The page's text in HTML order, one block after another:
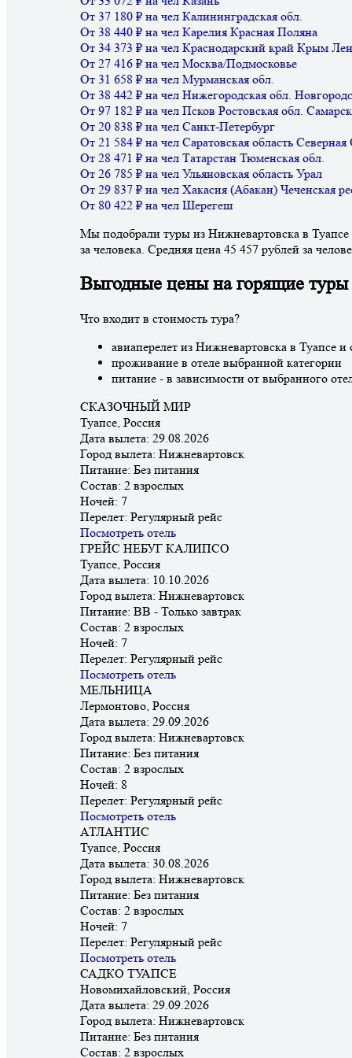
От 37 180 ₽ на чел Калининградская обл.
От 38 440 ₽ на чел Карелия Красная Поляна
От 34 373 ₽ на чел Краснодарский край Крым
От 27 416 ₽ на чел Москва/Подмосковье
От 31 658 ₽ на чел Мурманская обл.
От 38 442 ₽ на чел Нижегородская обл.
От 97 182 ₽ на чел Псков Ростовская обл.
От 20 838 ₽ на чел Санкт-Петербург
От 21 584 ₽ на чел Саратовская область Северная
От 28 471 ₽ на чел Татарстан Тюменская обл.
От 26 785 ₽ на чел Ульяновская область Урал
От 29 837 ₽ на чел Хакасия (Абакан) Чеченская
От 80 422 ₽ на чел Шерегеш
Мы подобрали туры из Нижневартовска в Туапсе
за человека. Средняя цена 45 457 рублей за
Выгодные цены на горящие туры
Что входит в стоимость тура?
авиаперелет из Нижневартовска в Туапсе и
проживание в отеле выбранной категории
питание - в зависимости от выбранного
СКАЗОЧНЫЙ МИР
Туапсе, Россия
Дата вылета: 29.08.2026
Город вылета: Нижневартовск
Питание: Без питания
Состав: 2 взрослых
Ночей: 7
Перелет: Регулярный рейс
Посмотреть отель
ГРЕЙС НЕБУГ КАЛИПСО
Туапсе, Россия
Дата вылета: 10.10.2026
Город вылета: Нижневартовск
Питание: BB - Только завтрак
Состав: 2 взрослых
Ночей: 7
Перелет: Регулярный рейс
Посмотреть отель
МЕЛЬНИЦА
Лермонтово, Россия
Дата вылета: 29.09.2026
Город вылета: Нижневартовск
Питание: Без питания
Состав: 2 взрослых
Ночей: 8
Перелет: Регулярный рейс
Посмотреть отель
АТЛАНТИС
Туапсе, Россия
Дата вылета: 30.08.2026
Город вылета: Нижневартовск
Питание: Без питания
Состав: 2 взрослых
Ночей: 7
Перелет: Регулярный рейс
Посмотреть отель
САДКО ТУАПСЕ
Новомихайловский, Россия
Дата вылета: 29.09.2026
Город вылета: Нижневартовск
Питание: Без питания
Состав: 2 взрослых